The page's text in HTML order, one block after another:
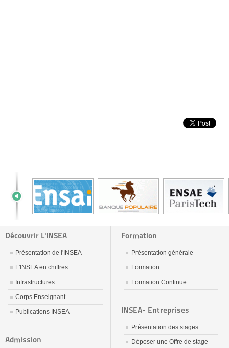
Découvrir L'INSEA
Présentation de l'INSEA
L'INSEA en chiffres
Infrastructures
Corps Enseignant
Publications INSEA
Admission
Formation
Présentation générale
Formation
Formation Continue
INSEA- Entreprises
Présentation des stages
Déposer une Offre de stage